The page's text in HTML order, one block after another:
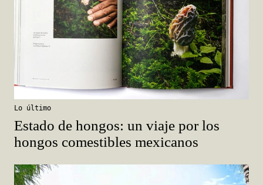
Lo último
Estado de hongos: un viaje por los
hongos comestibles mexicanos